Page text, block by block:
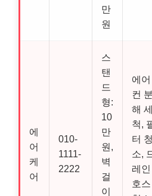
만
원
에
어
케
어
010-
1111-
2222
스
탠
드
형:
10
만
원,
벽
걸
이
에어
컨 분
해 세
척,
터 청
소,
레인
호스